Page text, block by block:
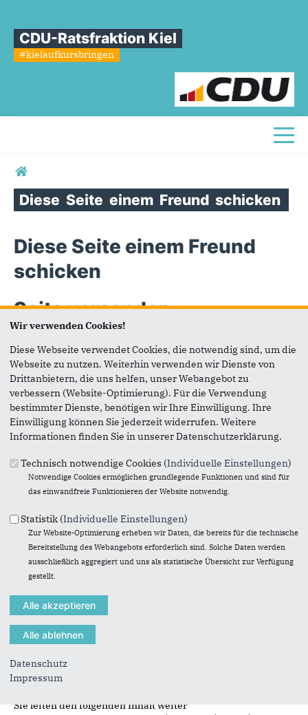
CDU-Ratsfraktion Kiel
#kielaufkursbringen
Sie sind hier
Diese Seite einem Freund schicken
Diese Seite einem Freund
schicken
Seite versenden
Vielen Dank, dass Sie die Inhalte unserer Homepage
weiterempfehlen.
Anmerkung: Ihre E-Mail-Adresse wird benötigt um die
Personen, denen Sie die Seite weiterempfehlen, zu
informieren, von wem die Empfehlung kommt, und dass es
kein Spam ist.
Eigene E-Mail-Adresse*
Eigener Name*
Senden an
Sie können mehrere Empfänger mit Komma getrennt eingeben.
Sie leiten den folgenden Inhalt weiter
Wir verwenden Cookies!
Diese Webseite verwendet Cookies, die notwendig sind, um die
Webseite zu nutzen. Weiterhin verwenden wir Dienste von
Drittanbietern, die uns helfen, unser Webangebot zu
verbessern (Website-Optimierung). Für die Verwendung
bestimmter Dienste, benötigen wir Ihre Einwilligung. Ihre
Einwilligung können Sie jederzeit widerrufen. Weitere
Informationen finden Sie in unserer Datenschutzerklärung.
Technisch notwendige Cookies (Individuelle Einstellungen)
Notwendige Cookies ermöglichen grundlegende Funktionen und sind für
das einwandfreie Funktionieren der Website notwendig.
Statistik (Individuelle Einstellungen)
Zur Website-Optimierung erheben wir Daten, die bereits für die technische
Bereitstellung des Webangebots erforderlich sind. Solche Daten werden
ausschließlich aggregiert und uns als statistische Übersicht zur Verfügung
gestellt.
Datenschutz
Impressum